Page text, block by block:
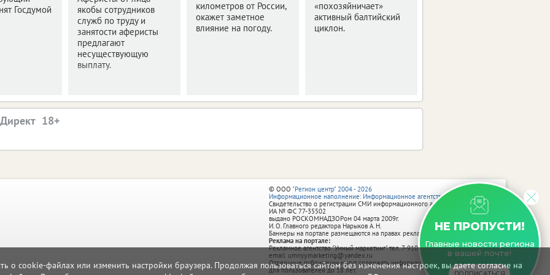
о cookie-файлах или изменить настройки браузера. Продолжая пользоваться сайтом без изменения настроек, вы даете согласие на
Госдумой
якобы сотрудников
служб по труду и
занятости аферисты
предлагают
несуществующую
выплату.
километров от России,
окажет заметное
влияние на погоду.
«похозяйничает»
активный балтийский
циклон.
НЕ ПРОПУСТИ!
Главные новости региона
в вашей почте!
© ООО "Регион центр" 2004 - 2026
Информационное наполнение: Информационное агентство vRossii.ru
Свидетельство о регистрации СМИ информационного агентства vRossii.ru
ИА № ФС 77‑35502
выдано РОСКОМНАДЗОРом 04 марта 2009г.
И. О. Главного редактора Нарыков А. Н.
Баннеры на портале размещаются на правах рекламы.
Реклама на портале:
Рекламное агентство "Умный маркетинг" тел. 7-910-267-70-40,
email: umnyy.marketing@yandex.ru
Отдельные публикации могут содержать информацию, не предназначенную
для пользователей до 18 лет.